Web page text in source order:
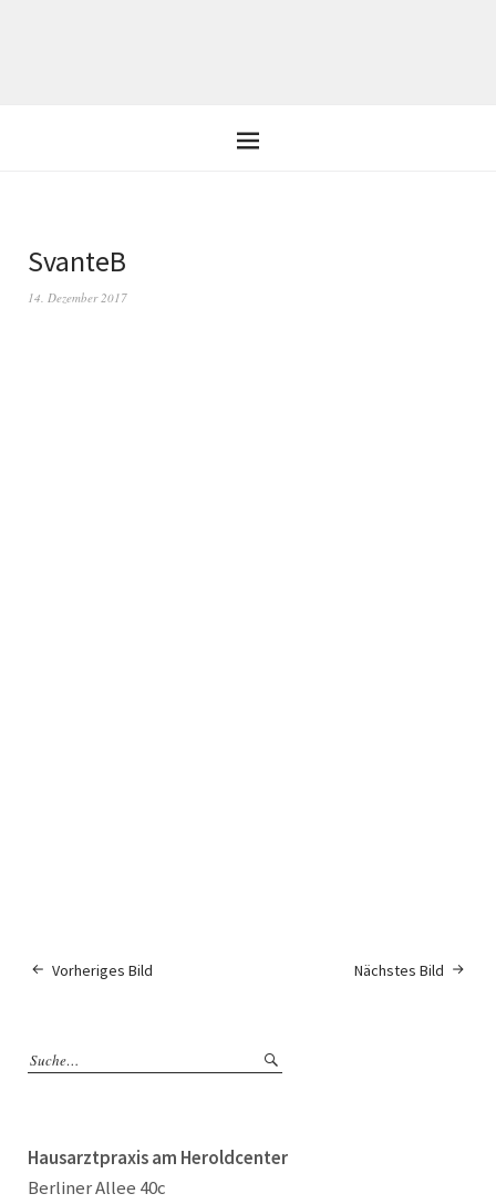
SvanteB
14. Dezember 2017
Nächstes Bild
Vorheriges Bild
Hausarztpraxis am Heroldcenter
Berliner Allee 40c